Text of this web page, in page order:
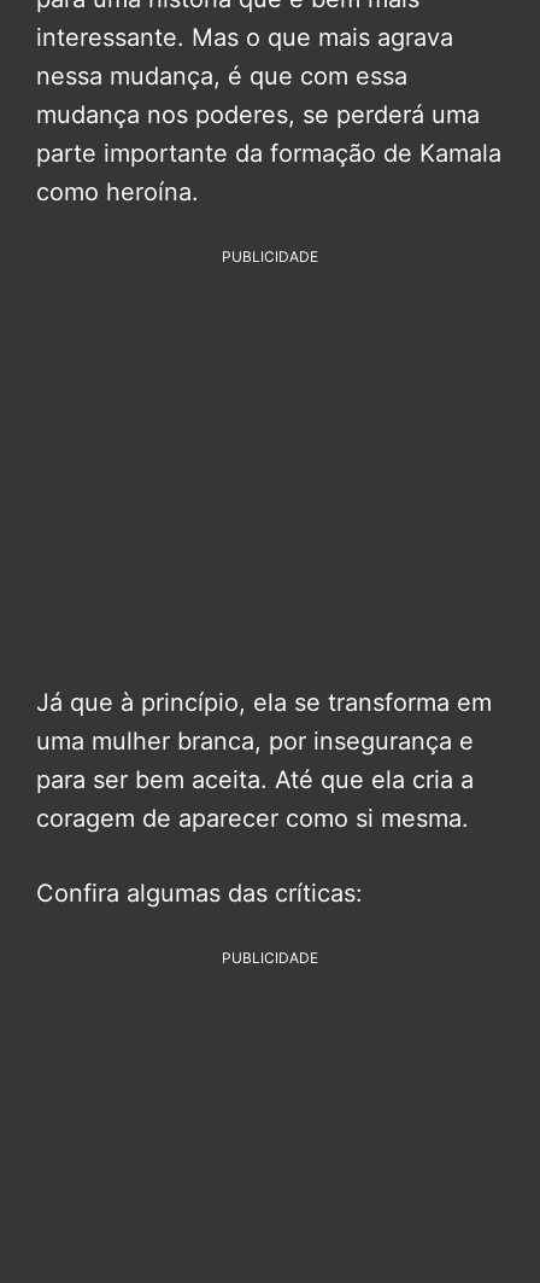
interessante. Mas o que mais agrava
nessa mudança, é que com essa
mudança nos poderes, se perderá uma
parte importante da formação de Kamala
como heroína.
PUBLICIDADE
Já que à princípio, ela se transforma em
uma mulher branca, por insegurança e
para ser bem aceita. Até que ela cria a
coragem de aparecer como si mesma.
Confira algumas das críticas:
PUBLICIDADE